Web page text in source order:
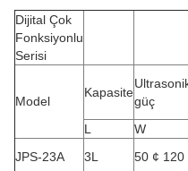
Dijital Çok
Fonksiyonlu
Serisi
Model
Kapasite
güç
L
W
JPS-23A
3L 50 ¢ 120